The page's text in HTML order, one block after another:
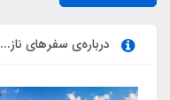
درباره‌ی سفرهای ناز...